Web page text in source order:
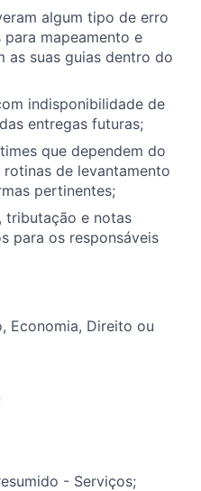
algum tipo de erro
mapeamento e
as suas guias dentro do
indisponibilidade de
entregas futuras;
que dependem do
de levantamento
pertinentes;
tributação e notas
para os responsáveis
Economia, Direito ou
- Serviços;